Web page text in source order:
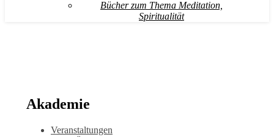
Bücher zum Thema Meditation,
Spiritualität
Akademie
Veranstaltungen